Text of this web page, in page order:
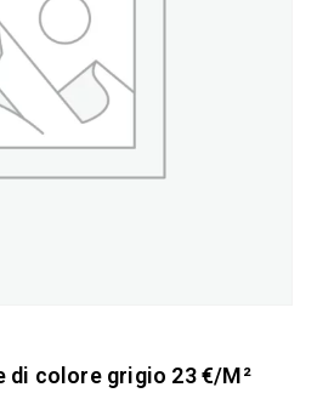
di colore grigio 23 €/M²